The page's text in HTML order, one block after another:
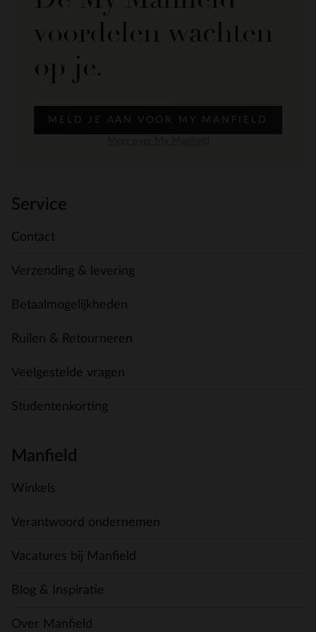
voordelen wachten
op je.
MELD JE AAN VOOR MY MANFIELD
Service
Contact
Verzending & levering
Betaalmogelijkheden
Ruilen & Retourneren
Veelgestelde vragen
Studentenkorting
Manfield
Winkels
Verantwoord ondernemen
Vacatures bij Manfield
Blog & Inspiratie
Over Manfield